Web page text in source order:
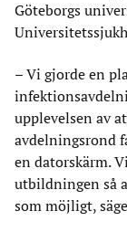
Göteborgs
– Vi gjorde en
upplevelsen av
avdelningsrond
en datorskärm.
utbildningen så
som möjligt,